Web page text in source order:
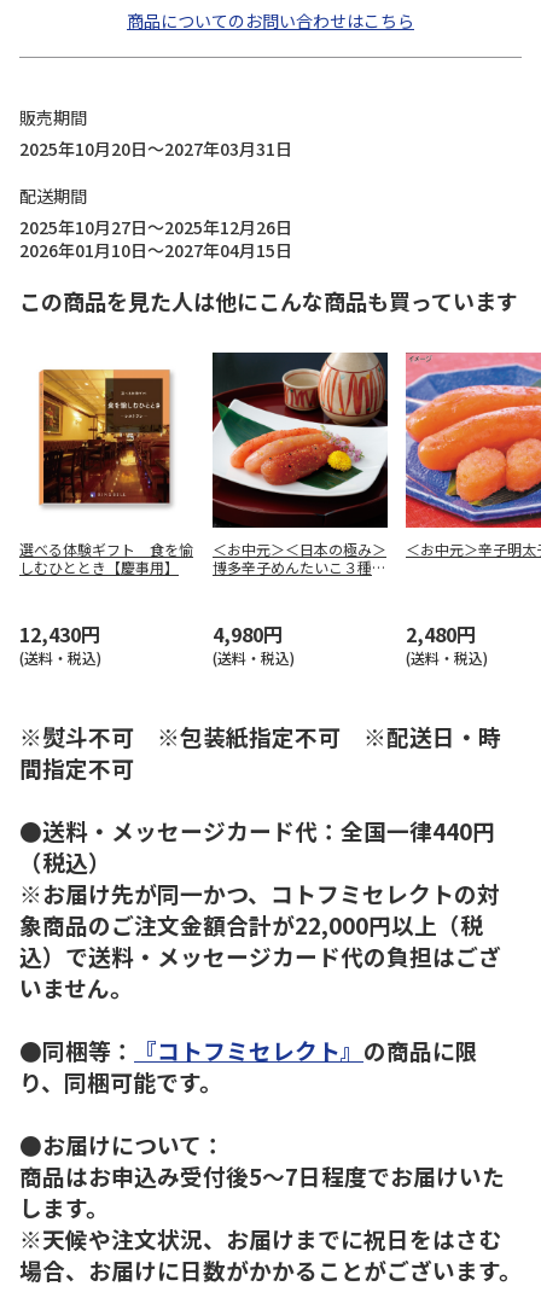
商品についてのお問い合わせはこちら
販売期間
2025年10月20日～2027年03月31日
配送期間
2025年10月27日～2025年12月26日
2026年01月10日～2027年04月15日
この商品を見た人は他にこんな商品も買っています
選べる体験ギフト 食を愉
しむひととき【慶事用】
12,430円
(送料・税込)
＜お中元＞＜日本の極み＞
博多辛子めんたいこ３種詰
4,980円
(送料・税込)
＜お中元＞辛子明太
2,480円
(送料・税込)
※熨斗不可 ※包装紙指定不可 ※配送日・時
間指定不可
●送料・メッセージカード代：全国一律440円
（税込）
※お届け先が同一かつ、コトフミセレクトの対
象商品のご注文金額合計が22,000円以上（税
込）で送料・メッセージカード代の負担はござ
いません。
●同梱等：
『コトフミセレクト』 の商品に限
り、同梱可能です。
●お届けについて：
商品はお申込み受付後5～7日程度でお届けいた
します。
※天候や注文状況、お届けまでに祝日をはさむ
場合、お届けに日数がかかることがございます。